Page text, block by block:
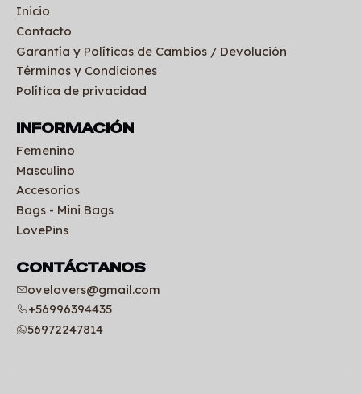
Inicio
Contacto
Garantía y Políticas de Cambios / Devolución
Términos y Condiciones
Política de privacidad
INFORMACIÓN
Femenino
Masculino
Accesorios
Bags - Mini Bags
LovePins
CONTÁCTANOS
ovelovers@gmail.com
+56996394435
56972247814